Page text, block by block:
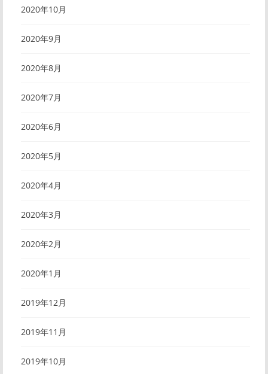
2020年10月
2020年9月
2020年8月
2020年7月
2020年6月
2020年5月
2020年4月
2020年3月
2020年2月
2020年1月
2019年12月
2019年11月
2019年10月